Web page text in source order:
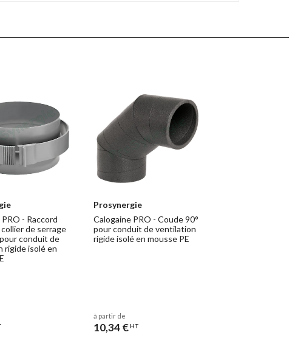
- Raccord
collier de serrage
conduit de
rigide isolé en
Prosynergie
Calogaine PRO - Coude 90°
pour conduit de ventilation
rigide isolé en mousse PE
à partir de
10,34 €HT